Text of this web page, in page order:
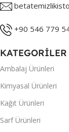
+90 546 779
KATEGORİLER
Ambalaj Ürünleri
Kimyasal Ürünleri
Kağıt Ürünleri
Sarf Ürünleri